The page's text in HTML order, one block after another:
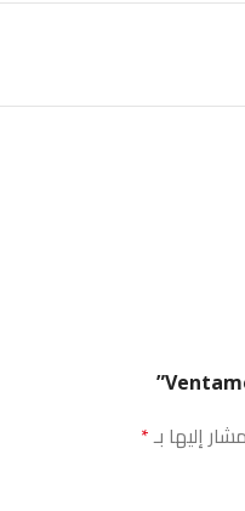
إليها بـ*